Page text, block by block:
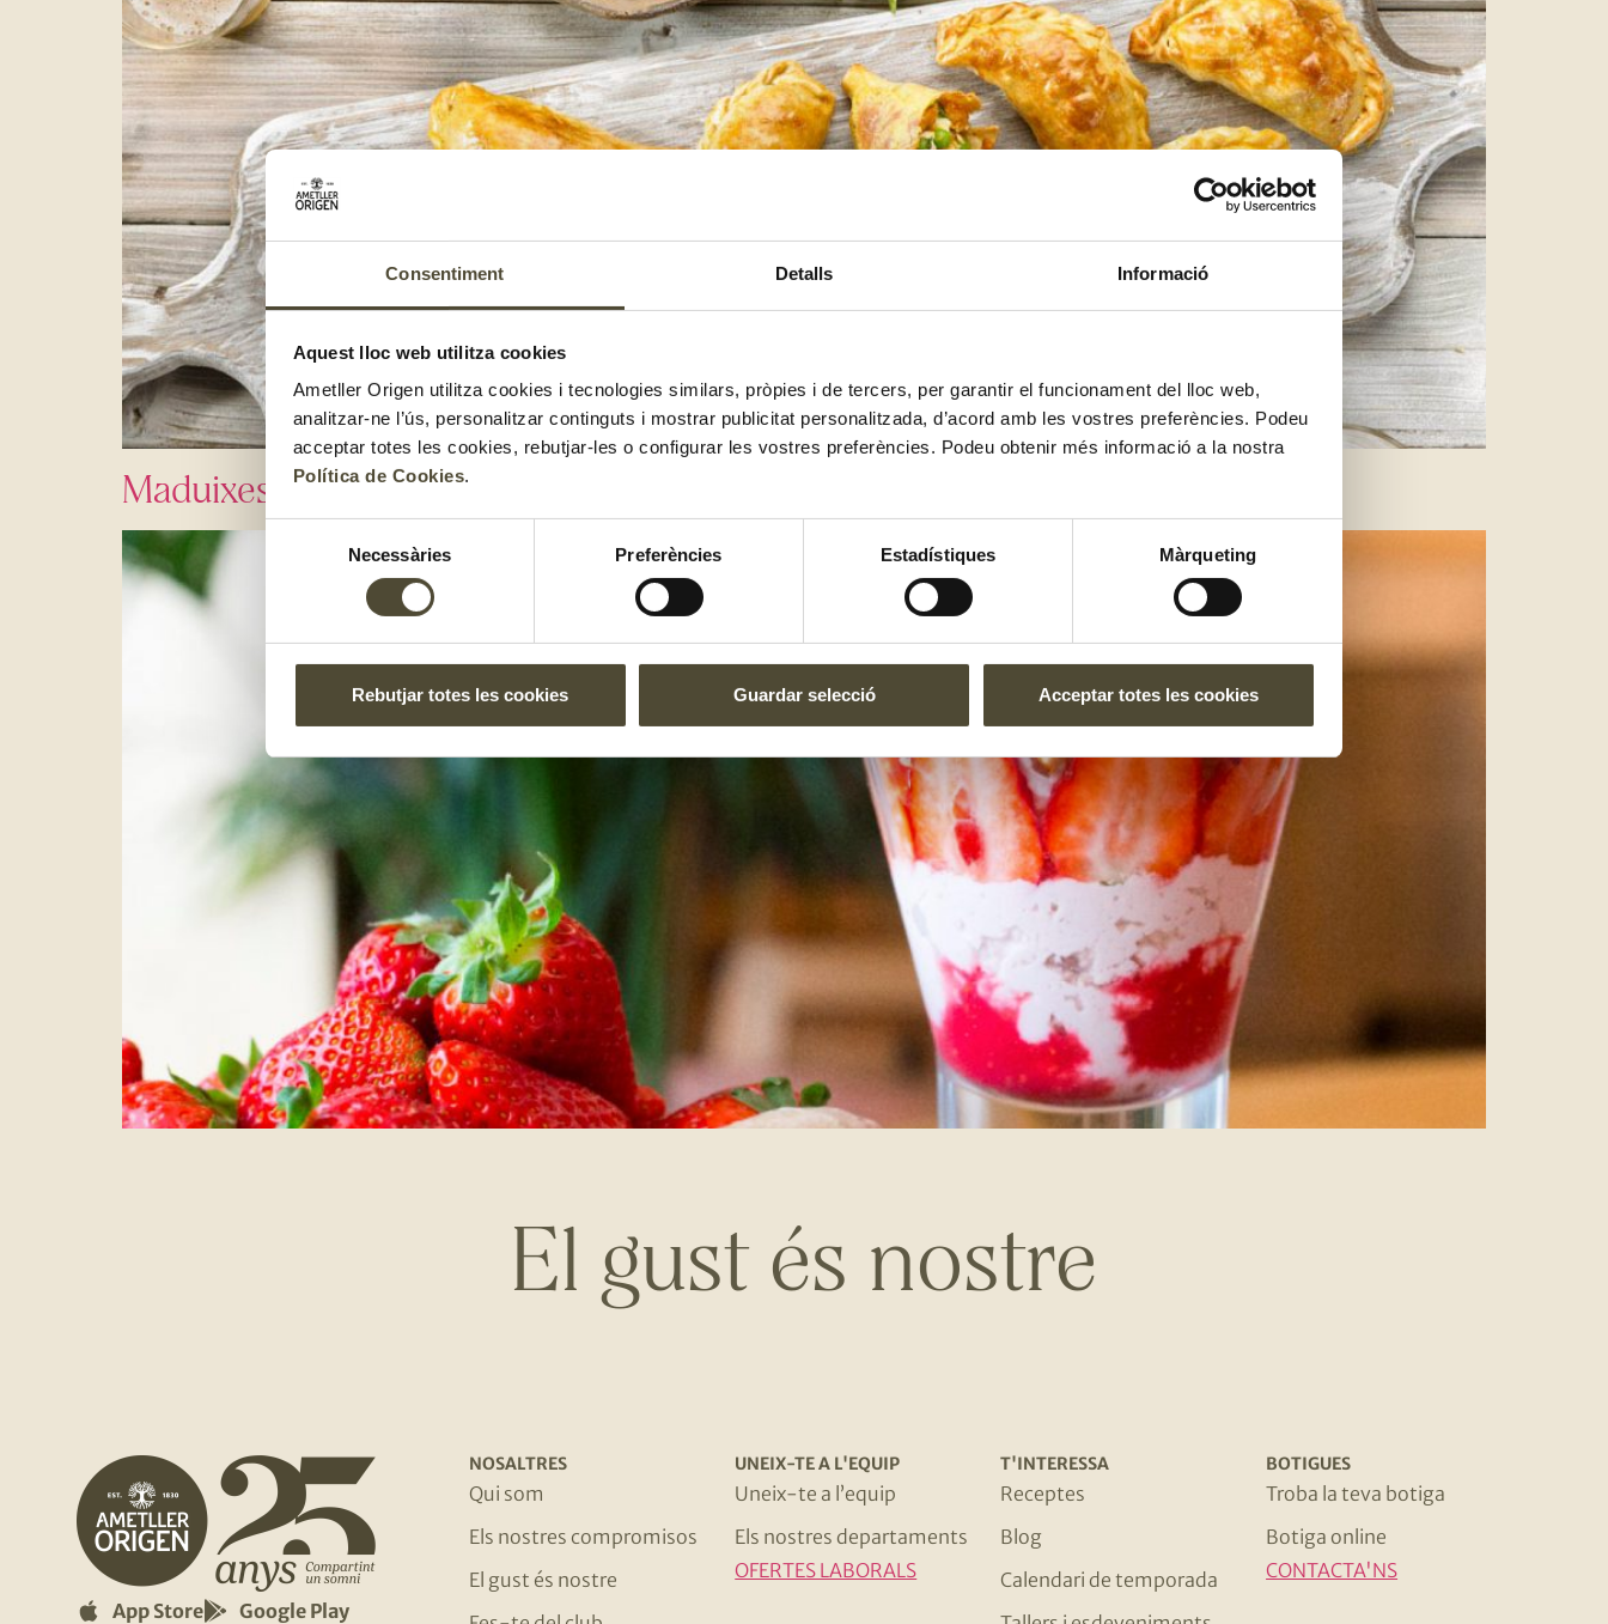
Consentiment Detalls Informació
Aquest lloc web utilitza cookies
Ametller Origen utilitza cookies i tecnologies similars, pròpies i de tercers, per garantir el funcionament del lloc web,
analitzar-ne l’ús, personalitzar continguts i mostrar publicitat personalitzada, d’acord amb les vostres preferències. Podeu
acceptar totes les cookies, rebutjar-les o configurar les vostres preferències. Podeu obtenir més informació a la nostra
Política de Cookies.
Selecció
consentiment
Necessàries Preferències Estadístiques Màrqueting
Rebutjar totes les cookies Guardar selecció Acceptar totes les cookies
Maduixes amb nata, nous de macadàmia i gingebre
El gust és nostre
App Store Google Play
NOSALTRES
Qui som
Els nostres compromisos
El gust és nostre
UNEIX-TE A L'EQUIP
Uneix-te a l’equip
Els nostres departaments
OFERTES LABORALS
T'INTERESSA
Receptes
Blog
Calendari de temporada
BOTIGUES
Troba la teva botiga
Botiga online
CONTACTA'NS